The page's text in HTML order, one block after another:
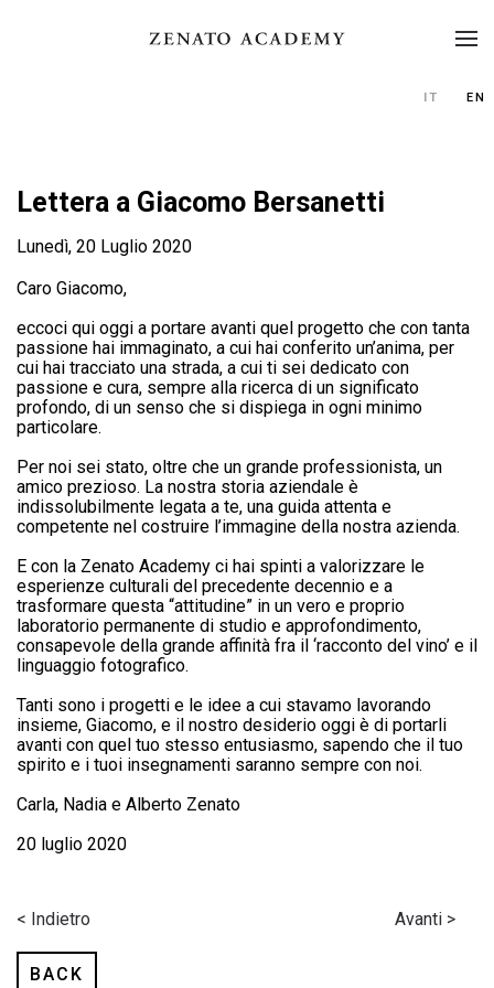
IT EN
Lettera a Giacomo Bersanetti
Lunedì, 20 Luglio 2020
Caro Giacomo,
eccoci qui oggi a portare avanti quel progetto che con tanta
passione hai immaginato, a cui hai conferito un’anima, per
cui hai tracciato una strada, a cui ti sei dedicato con
passione e cura, sempre alla ricerca di un significato
profondo, di un senso che si dispiega in ogni minimo
particolare.
Per noi sei stato, oltre che un grande professionista, un
amico prezioso. La nostra storia aziendale è
indissolubilmente legata a te, una guida attenta e
competente nel costruire l’immagine della nostra azienda.
E con la Zenato Academy ci hai spinti a valorizzare le
esperienze culturali del precedente decennio e a
trasformare questa “attitudine” in un vero e proprio
laboratorio permanente di studio e approfondimento,
consapevole della grande affinità fra il ‘racconto del vino’ e il
linguaggio fotografico.
Tanti sono i progetti e le idee a cui stavamo lavorando
insieme, Giacomo, e il nostro desiderio oggi è di portarli
avanti con quel tuo stesso entusiasmo, sapendo che il tuo
spirito e i tuoi insegnamenti saranno sempre con noi.
Carla, Nadia e Alberto Zenato
20 luglio 2020
< Indietro Avanti >
BACK